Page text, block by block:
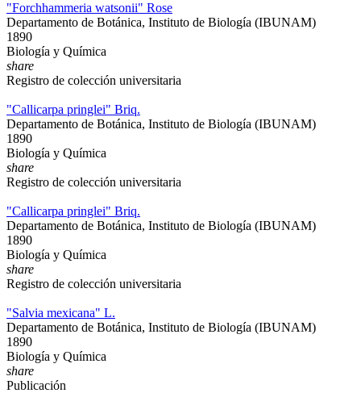
"Forchhammeria watsonii" Rose
Departamento de Botánica, Instituto de Biología (IBUNAM)
1890
Biología y Química
share
Registro de colección universitaria
"Callicarpa pringlei" Briq.
Departamento de Botánica, Instituto de Biología (IBUNAM)
1890
Biología y Química
share
Registro de colección universitaria
"Callicarpa pringlei" Briq.
Departamento de Botánica, Instituto de Biología (IBUNAM)
1890
Biología y Química
share
Registro de colección universitaria
"Salvia mexicana" L.
Departamento de Botánica, Instituto de Biología (IBUNAM)
1890
Biología y Química
share
Publicación